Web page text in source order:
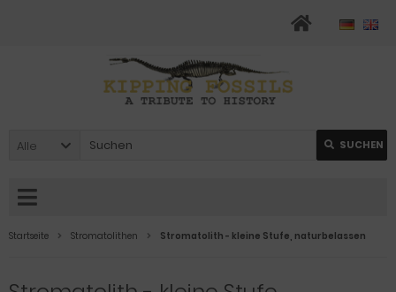
Alle SUCHEN
Startseite Stromatolithen Stromatolith - kleine Stufe, naturbelassen